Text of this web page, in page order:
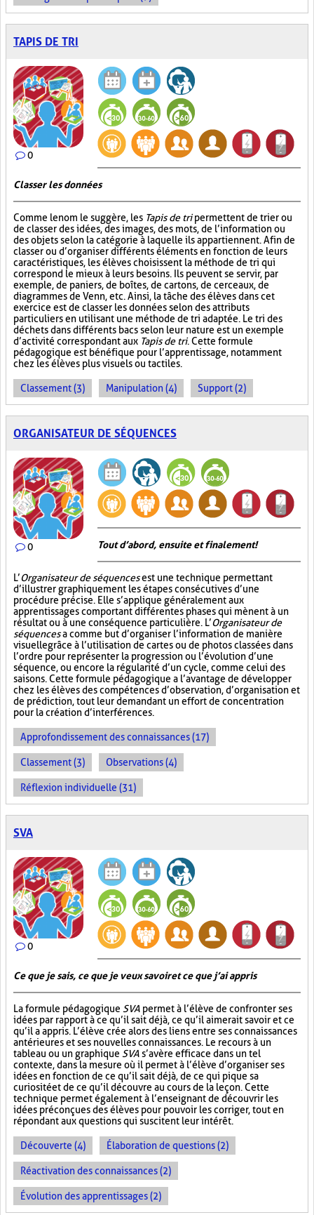
TAPIS DE TRI
0
Classer les données
Comme le nom le suggère, les Tapis de tripermettent de trier ou
de classer des idées, des images, des mots, de l’information ou
des objets selon la catégorie à laquelle ils appartiennent. Afin de
classer ou d’organiser différents éléments en fonction de leurs
caractéristiques, les élèves choisissent la méthode de tri qui
correspond le mieux à leurs besoins. Ils peuvent se servir, par
exemple, de paniers, de boîtes, de cartons, de cerceaux, de
diagrammes de Venn, etc. Ainsi, la tâche des élèves dans cet
exercice est de classer les données selon des attributs
particuliers en utilisant une méthode de tri adaptée. Le tri des
déchets dans différents bacs selon leur nature est un exemple
d’activité correspondant aux Tapis de tri. Cette formule
pédagogique est bénéfique pour l’apprentissage, notamment
chez les élèves plus visuels ou tactiles.
Classement (3) Manipulation (4) Support (2)
ORGANISATEUR DE SÉQUENCES
0 Tout d’abord, ensuite et finalement!
L’Organisateur de séquencesest une technique permettant
d’illustrer graphiquement les étapes consécutives d’une
procédure précise. Elle s’applique généralement aux
apprentissages comportant différentes phases qui mènent à un
résultat ou à une conséquence particulière. L’Organisateur de
séquencesa comme but d’organiser l’information de manière
visuellegrâce à l’utilisation de cartes ou de photos classées dans
l’ordre pour représenter la progression ou l’évolution d’une
séquence, ou encore la régularité d’un cycle, comme celui des
saisons. Cette formule pédagogique a l’avantage de développer
chez les élèves des compétences d’observation, d’organisation et
de prédiction, tout leur demandant un effort de concentration
pour la création d’interférences.
Approfondissement des connaissances (17)
Classement (3) Observations (4)
Réflexion individuelle (31)
SVA
0
Ce que je sais, ce que je veux savoir et ce que j’ai appris
La formule pédagogique SVA permet à l’élève de confronter ses
idées par rapport à ce qu’il sait déjà, ce qu’il aimerait savoir et ce
qu’il a appris. L’élève crée alors des liens entre ses connaissances
antérieures et ses nouvelles connaissances. Le recours à un
tableau ou un graphique SVA s’avère efficace dans un tel
contexte, dans la mesure où il permet à l’élève d’organiser ses
idées en fonction de ce qu’il sait déjà, de ce qui pique sa
curiosité et de ce qu’il découvre au cours de la leçon. Cette
technique permet également à l’enseignant de découvrir les
idées préconçues des élèves pour pouvoir les corriger, tout en
répondant aux questions qui suscitent leur intérêt.
Découverte (4) Élaboration de questions (2)
Réactivation des connaissances (2)
Évolution des apprentissages (2)